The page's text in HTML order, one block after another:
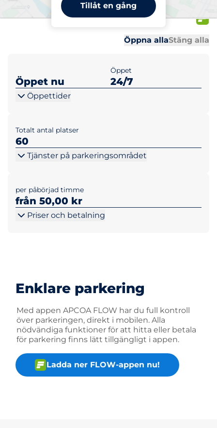
Tillåt en gång
parkering
Öppna allaStäng alla
Öppet nu
Öppet
24/7
Öppettider
Totalt antal platser
60
Tjänster på parkeringsområdet
per påbörjad timme
från 50,00 kr
Priser och betalning
Enklare parkering
Med appen APCOA FLOW har du full kontroll
över parkeringen, direkt i mobilen. Alla
nödvändiga funktioner för att hitta eller betala
för parkering finns lätt tillgängligt i appen.
Ladda ner FLOW-appen nu!